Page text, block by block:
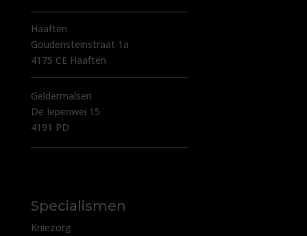
Haaften
Goudensteinstraat 1a
4175 CE Haaften
Geldermalsen
De Iepenwei 15
4191 PD
Specialismen
Kniezorg